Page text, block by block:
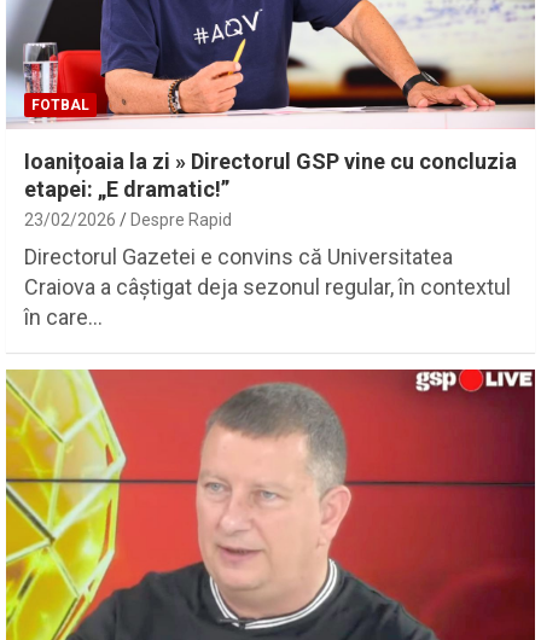
FOTBAL
Ioanițoaia la zi » Directorul GSP vine cu concluzia
etapei: „E dramatic!”
23/02/2026 Despre Rapid
Directorul Gazetei e convins că Universitatea
Craiova a câștigat deja sezonul regular, în contextul
în care…